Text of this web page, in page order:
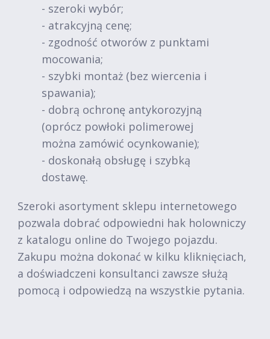
- szeroki wybór;
- atrakcyjną cenę;
- zgodność otworów z punktami
mocowania;
- szybki montaż (bez wiercenia i
spawania);
- dobrą ochronę antykorozyjną
(oprócz powłoki polimerowej
można zamówić ocynkowanie);
- doskonałą obsługę i szybką
dostawę.
Szeroki asortyment sklepu internetowego
pozwala dobrać odpowiedni hak holowniczy
z katalogu online do Twojego pojazdu.
Zakupu można dokonać w kilku kliknięciach,
a doświadczeni konsultanci zawsze służą
pomocą i odpowiedzą na wszystkie pytania.